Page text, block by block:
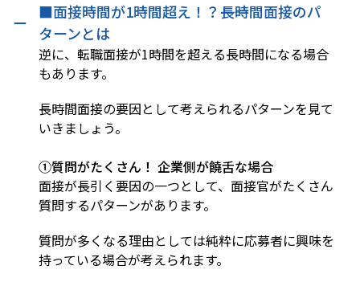
■面接時間が1時間超え！？――長時間面接のパ
ターンとは
逆に、転職面接が1時間を超える長時間になる場合
もあります。
長時間面接の要因として考えられるパターンを見て
いきましょう。
①質問がたくさん！ 企業側が饒舌な場合
面接が長引く要因の一つとして、面接官がたくさん
質問するパターンがあります。
質問が多くなる理由としては純粋に応募者に興味を
持っている場合が考えられます。